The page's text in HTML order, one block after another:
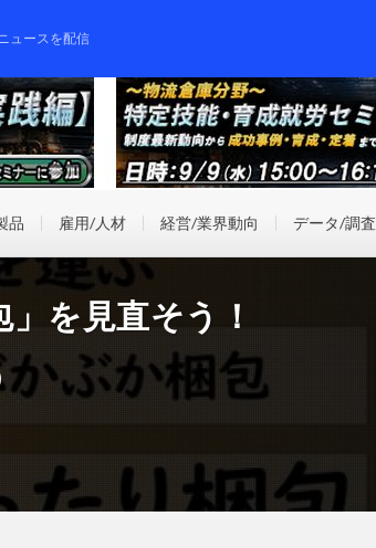
ュースを配信
品 雇用/人材 経営/業界動向 データ/調査
を見直そう！